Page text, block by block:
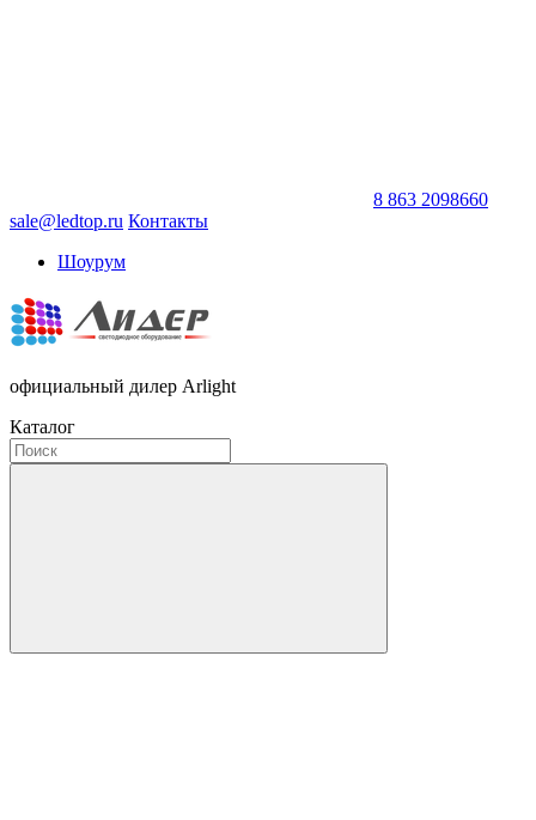
8 863 2098660
sale@ledtop.ru Контакты
Шоурум
официальный дилер Arlight
Каталог